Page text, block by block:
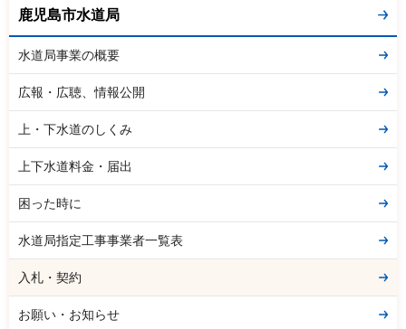
鹿児島市水道局
水道局事業の概要
広報・広聴、情報公開
上・下水道のしくみ
上下水道料金・届出
困った時に
水道局指定工事事業者一覧表
入札・契約
お願い・お知らせ